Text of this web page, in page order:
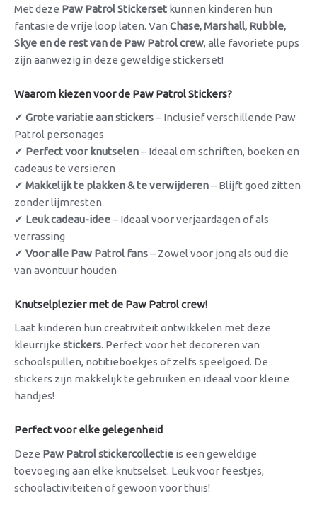
Met deze Paw Patrol Stickerset kunnen kinderen hun
fantasie de vrije loop laten. Van Chase, Marshall, Rubble,
Skye en de rest van de Paw Patrol crew, alle favoriete pups
zijn aanwezig in deze geweldige stickerset!
Waarom kiezen voor de Paw Patrol Stickers?
✔ Grote variatie aan stickers– Inclusief verschillende Paw
Patrol personages
✔ Perfect voor knutselen– Ideaal om schriften, boeken en
cadeaus te versieren
✔ Makkelijk te plakken & te verwijderen– Blijft goed zitten
zonder lijmresten
✔ Leuk cadeau-idee– Ideaal voor verjaardagen of als
verrassing
✔ Voor alle Paw Patrol fans– Zowel voor jong als oud die
van avontuur houden
Knutselplezier met de Paw Patrol crew!
Laat kinderen hun creativiteit ontwikkelen met deze
kleurrijke stickers. Perfect voor het decoreren van
schoolspullen, notitieboekjes of zelfs speelgoed. De
stickers zijn makkelijk te gebruiken en ideaal voor kleine
handjes!
Perfect voor elke gelegenheid
Deze Paw Patrol stickercollectie is een geweldige
toevoeging aan elke knutselset. Leuk voor feestjes,
schoolactiviteiten of gewoon voor thuis!